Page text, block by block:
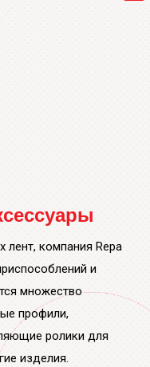
лент, компания Repa
и
множество
профили,
ролики для
изделия.